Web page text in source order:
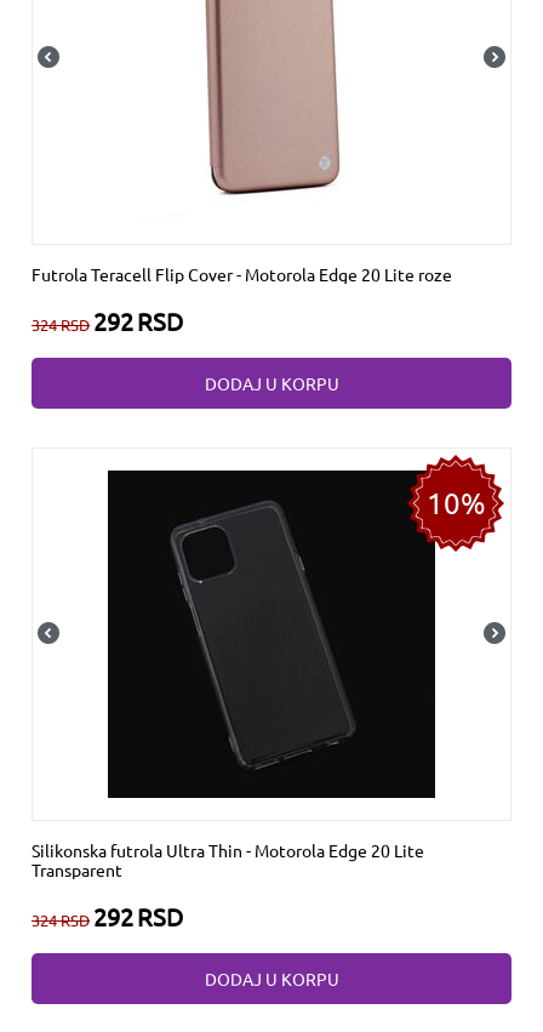
Futrola Teracell Flip Cover - Motorola Edge 20 Lite roze
324RSD 292RSD
DODAJ U KORPU
10%
Silikonska futrola Ultra Thin - Motorola Edge 20 Lite
Transparent
324RSD 292RSD
DODAJ U KORPU